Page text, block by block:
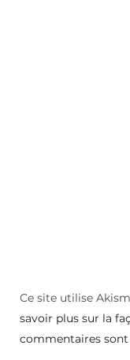
Ce site utilise
savoir plus sur la
commentaires